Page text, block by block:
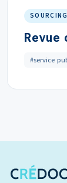
#service